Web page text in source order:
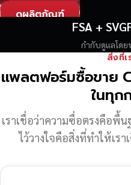
ดูผลิตภัณฑ์
FSA +
กำกับดูแลโดย
สิ่งที่
แพลตฟอร์มซื้อขาย
ในทุก
เราเชื่อว่าความซื่อตรงคือพื้น
ไว้วางใจคือสิ่งที่ทำให้เร